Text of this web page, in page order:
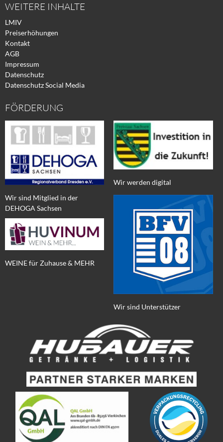
WEITERE INHALTE
LMIV
Preiserhöhungen
Kontakt
AGB
Impressum
Datenschutz
Datenschutz Social Media
FÖRDERUNG
Wir sind Mitglied in der
DEHOGA Sachsen
WEINE für Zuhause & MEHR
Wir werden digital
Wir sind Unterstützer